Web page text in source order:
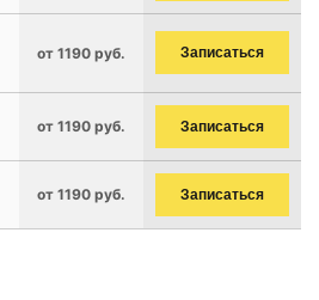
от 1190 руб. Записаться
от 1190 руб. Записаться
от 1190 руб. Записаться